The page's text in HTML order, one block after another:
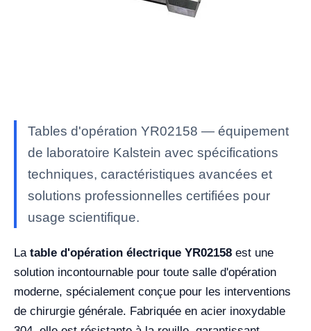
Tables d'opération YR02158 — équipement
de laboratoire Kalstein avec spécifications
techniques, caractéristiques avancées et
solutions professionnelles certifiées pour
usage scientifique.
La table d'opération électrique YR02158 est une
solution incontournable pour toute salle d'opération
moderne, spécialement conçue pour les interventions
de chirurgie générale. Fabriquée en acier inoxydable